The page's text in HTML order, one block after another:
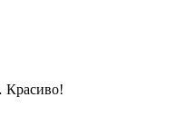
Красиво!